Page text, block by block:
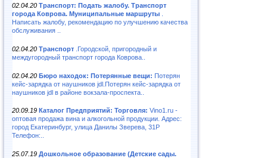
02.04.20 Транспорт: Подать жалобу. Транспорт
города Коврова. Муниципальные маршруты
Написать жалобу, рекомендацию по улучшению качества
обслуживания ..
02.04.20 Транспорт .Городской, пригородный и
междугородный транспорт города Коврова..
02.04.20 Бюро находок: Потерянные вещи: Потерян
кейс-зарядка от наушников jdl.Потерян кейс-зарядка от
наушников jdl в районе вокзала-проспекта..
20.09.19 Каталог Предприятий: Торговля: Vino1.ru -
оптовая продажа вина и алкогольной продукции. Адрес:
город Екатеринбург, улица Данилы Зверева, 31Р
Телефон:..
25.07.19 Дошкольное образование (Детские сады.